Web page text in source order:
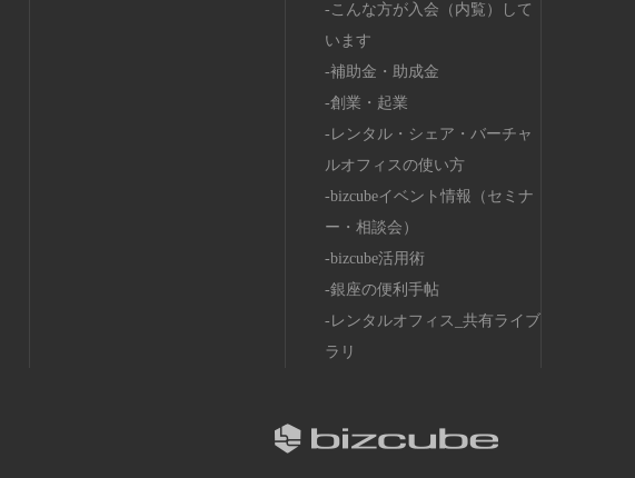
こんな方が入会（内覧）して
います
補助金・助成金
創業・起業
レンタル・シェア・バーチャ
ルオフィスの使い方
bizcubeイベント情報（セミナ
ー・相談会）
bizcube活用術
銀座の便利手帖
レンタルオフィス_共有ライブ
ラリ